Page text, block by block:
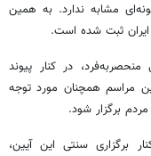
مشابه ندارد. به همین
ثبت شده است.
در کنار پیوند
مراسم همچنان مورد توجه
برگزار شود.
برگزاری سنتی این آیین،